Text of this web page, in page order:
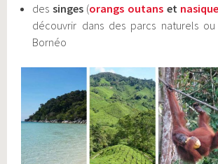
des singes(orangs outanset
découvrir dans des parcs naturels
Bornéo